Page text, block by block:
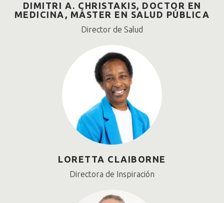
DIMITRI A. CHRISTAKIS, DOCTOR EN
MEDICINA, MÁSTER EN SALUD PÚBLICA
Director de Salud
LORETTA CLAIBORNE
Directora de Inspiración